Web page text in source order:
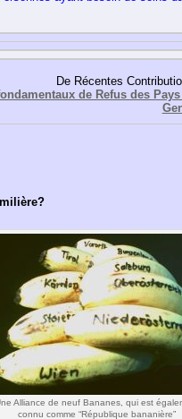
De Récentes
de Refus des
Alliance de neuf Bananes, qui est
connu comme “République bananière”